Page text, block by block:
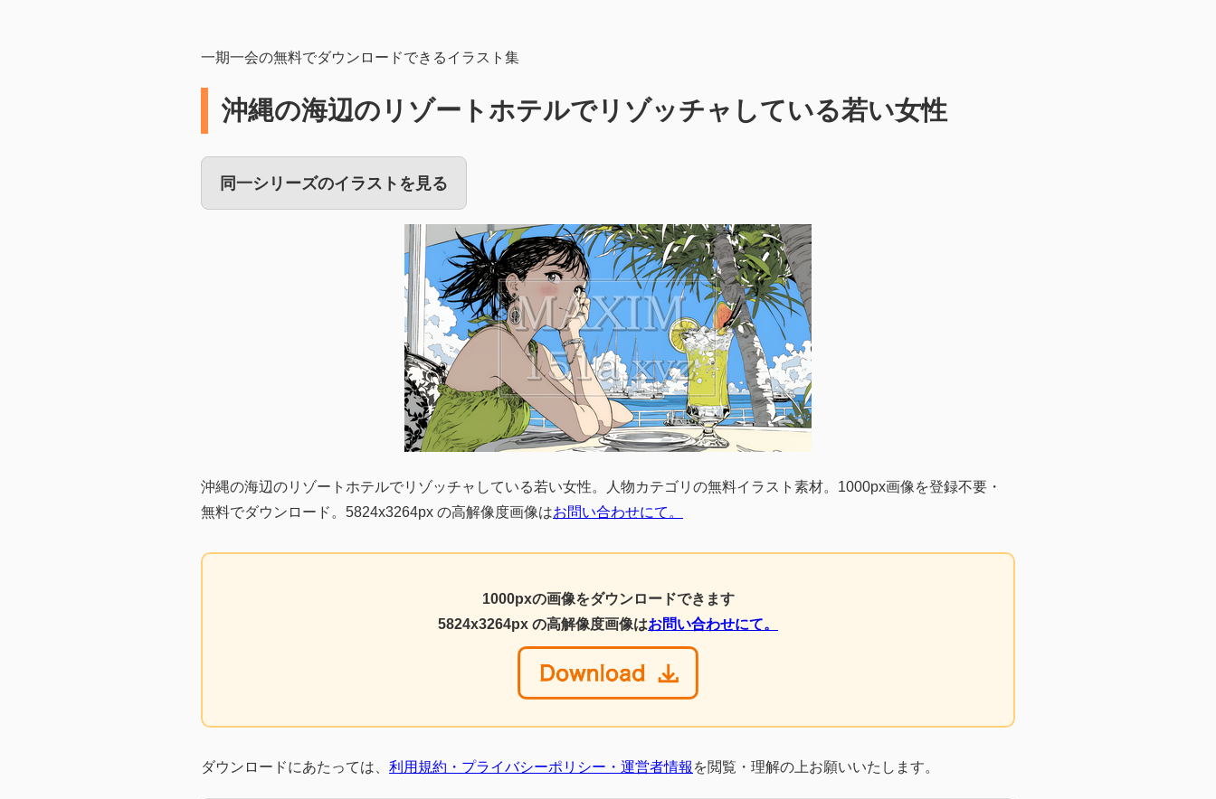
一期一会の無料でダウンロードできるイラスト集
沖縄の海辺のリゾートホテルでリゾッチャしている若い女性
同一シリーズのイラストを見る
沖縄の海辺のリゾートホテルでリゾッチャしている若い女性。人物カテゴリの無料イラスト素材。1000px画像を登録不要・
無料でダウンロード。5824x3264px の高解像度画像はお問い合わせにて。
1000pxの画像をダウンロードできます
5824x3264px の高解像度画像はお問い合わせにて。
ダウンロードにあたっては、 利用規約・プライバシーポリシー・運営者情報 を閲覧・理解の上お願いいたします。